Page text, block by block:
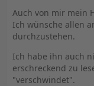
Auch von mir mein
Ich wünsche allen
durchzustehen.
Ich habe ihn auch
erschreckend zu
"verschwindet".